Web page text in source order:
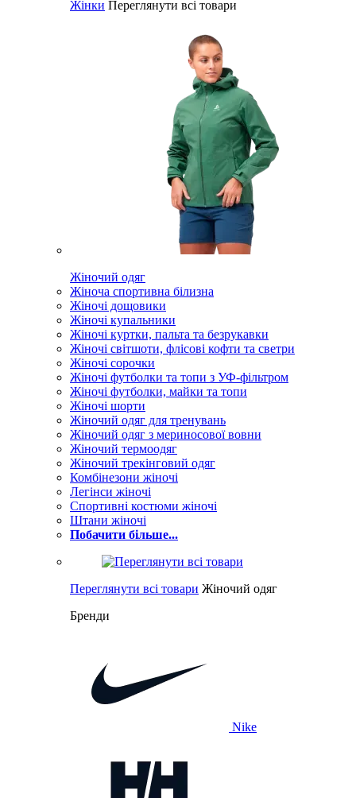
Жінки Переглянути всі товари
Жіночий одяг
Жіноча спортивна білизна
Жіночі дощовики
Жіночі купальники
Жіночі куртки, пальта та безрукавки
Жіночі світшоти, флісові кофти та светри
Жіночі сорочки
Жіночі футболки та топи з УФ-фільтром
Жіночі футболки, майки та топи
Жіночі шорти
Жіночий одяг для тренувань
Жіночий одяг з мериносової вовни
Жіночий термоодяг
Жіночий трекінговий одяг
Комбінезони жіночі
Легінси жіночі
Спортивні костюми жіночі
Штани жіночі
Побачити більше...
Переглянути всі товари Жіночий одяг
Бренди
Nike